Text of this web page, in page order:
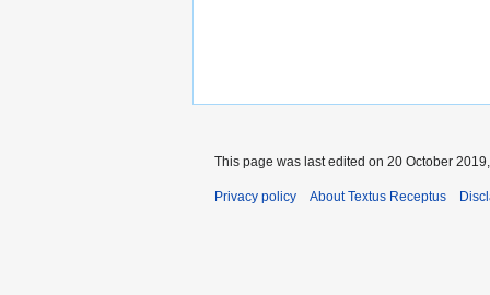
This page was last edited on 20 October
Privacy policy About Textus Receptus